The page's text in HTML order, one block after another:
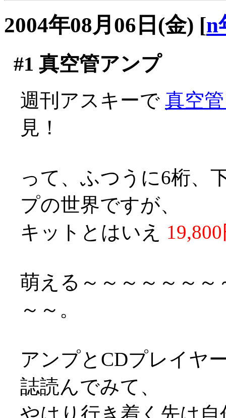
2004年08月06日(金) [n
#1 真空管アンプ
週刊アスキーで 真空
見！
って、ふつうに6桁、
プの世界ですが、
キットとはいえ
萌える～～～～～～
～～。
アンプとCDプレイヤ
誌読んでみて、